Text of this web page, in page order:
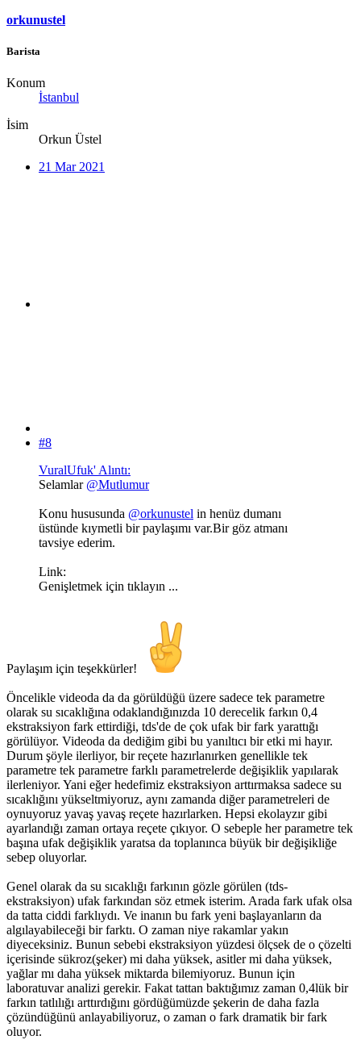
orkunustel
Barista
Konum
İstanbul
İsim
Orkun Üstel
21 Mar 2021
#8
VuralUfuk' Alıntı:
Selamlar @Mutlumur
Konu hususunda @orkunustel in henüz dumanı
üstünde kıymetli bir paylaşımı var.Bir göz atmanı
tavsiye ederim.
Link:
Genişletmek için tıklayın ...
Paylaşım için teşekkürler!
Öncelikle videoda da da görüldüğü üzere sadece tek parametre
olarak su sıcaklığına odaklandığınızda 10 derecelik farkın 0,4
ekstraksiyon fark ettirdiği, tds'de de çok ufak bir fark yarattığı
görülüyor. Videoda da dediğim gibi bu yanıltıcı bir etki mi hayır.
Durum şöyle ilerliyor, bir reçete hazırlanırken genellikle tek
parametre tek parametre farklı parametrelerde değişiklik yapılarak
ilerleniyor. Yani eğer hedefimiz ekstraksiyon arttırmaksa sadece su
sıcaklığını yükseltmiyoruz, aynı zamanda diğer parametreleri de
oynuyoruz yavaş yavaş reçete hazırlarken. Hepsi ekolayzır gibi
ayarlandığı zaman ortaya reçete çıkıyor. O sebeple her parametre tek
başına ufak değişiklik yaratsa da toplanınca büyük bir değişikliğe
sebep oluyorlar.
Genel olarak da su sıcaklığı farkının gözle görülen (tds-
ekstraksiyon) ufak farkından söz etmek isterim. Arada fark ufak olsa
da tatta ciddi farklıydı. Ve inanın bu fark yeni başlayanların da
algılayabileceği bir farktı. O zaman niye rakamlar yakın
diyeceksiniz. Bunun sebebi ekstraksiyon yüzdesi ölçsek de o çözelti
içerisinde sükroz(şeker) mi daha yüksek, asitler mi daha yüksek,
yağlar mı daha yüksek miktarda bilemiyoruz. Bunun için
laboratuvar analizi gerekir. Fakat tattan baktığımız zaman 0,4lük bir
farkın tatlılığı arttırdığını gördüğümüzde şekerin de daha fazla
çözündüğünü anlayabiliyoruz, o zaman o fark dramatik bir fark
oluyor.